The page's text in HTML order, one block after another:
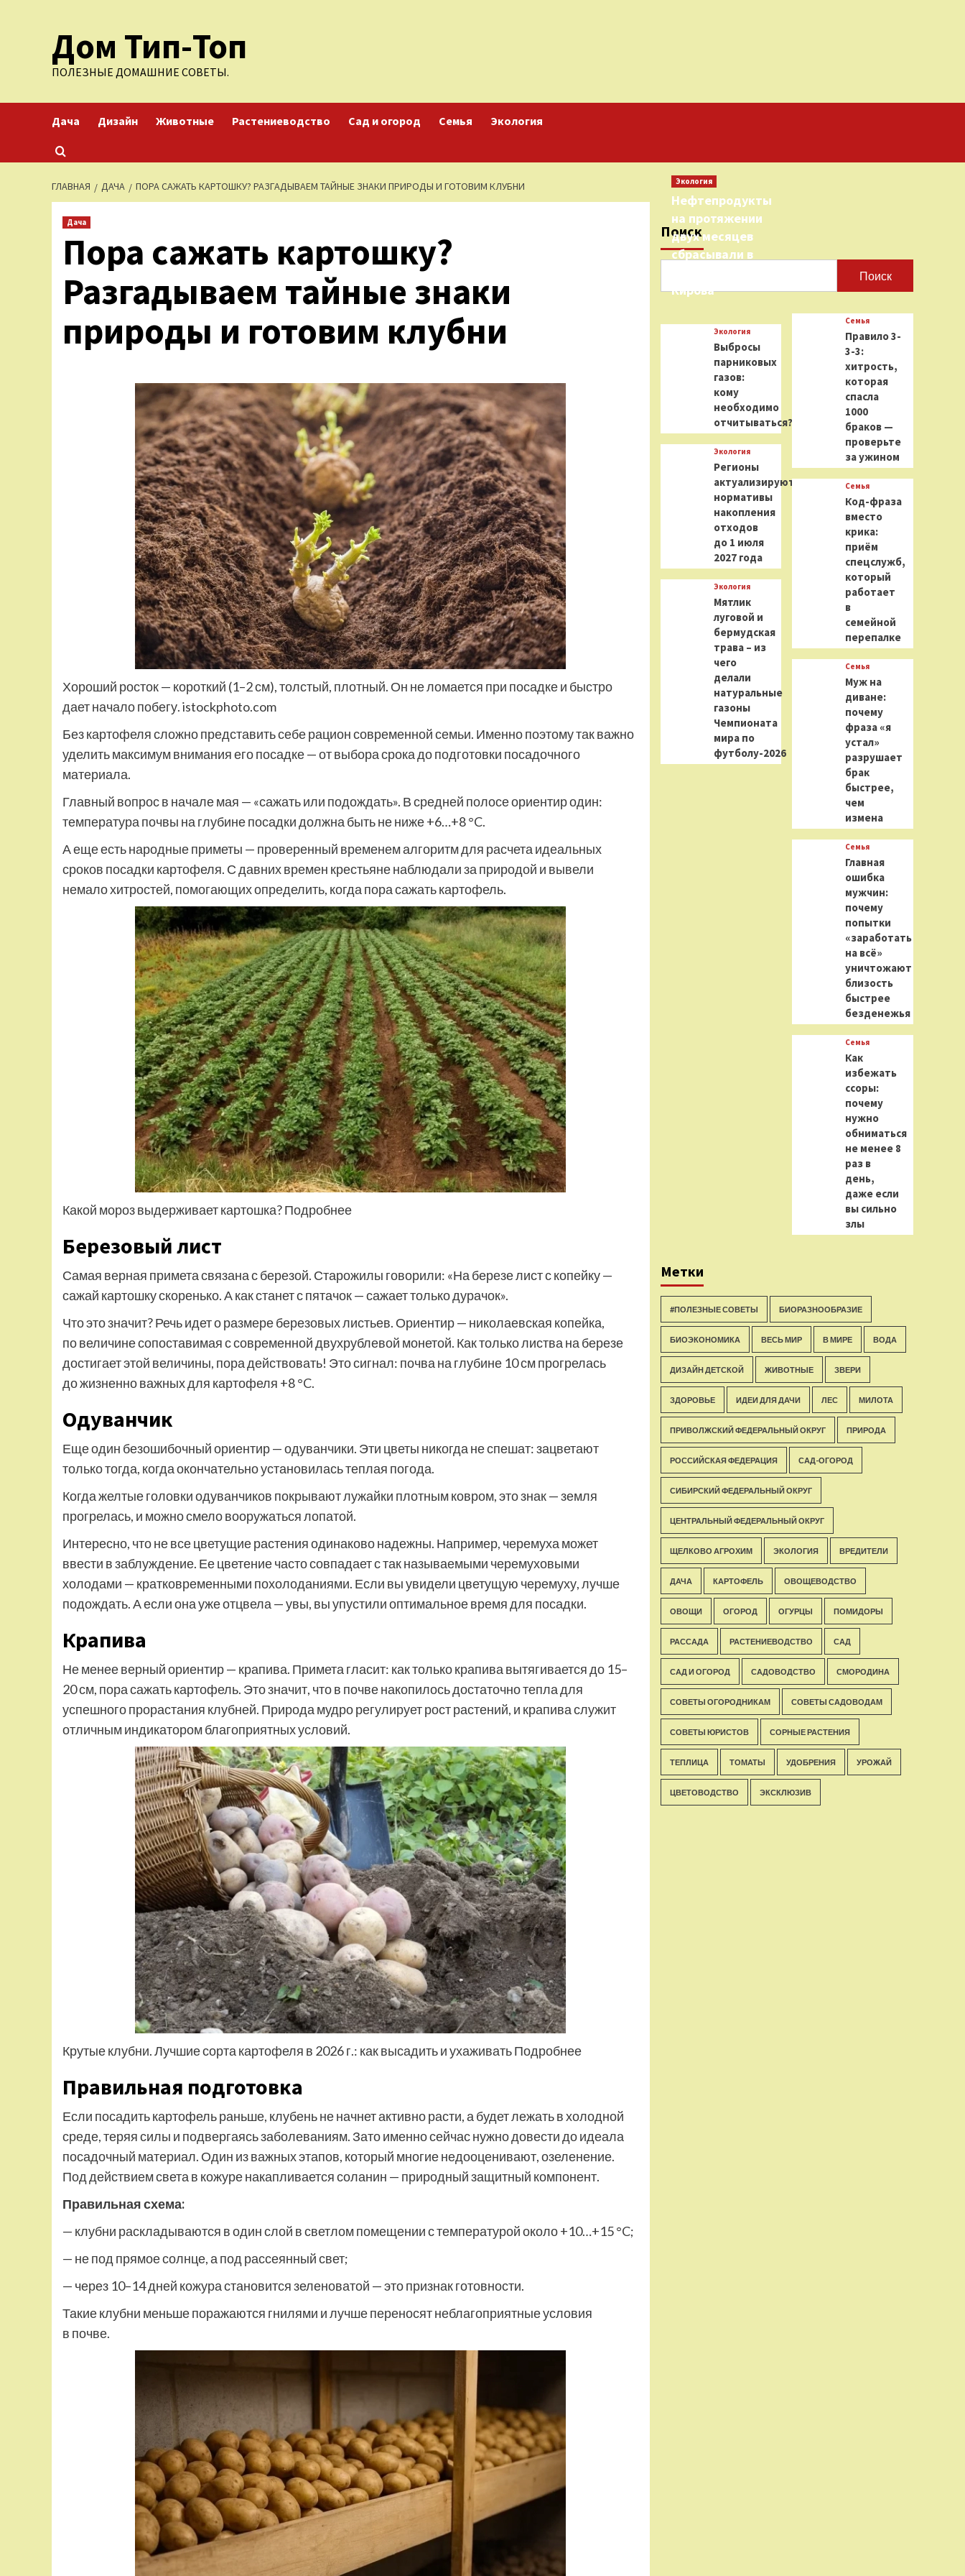
содержимомуДом Тип-Топ
ПОЛЕЗНЫЕ ДОМАШНИЕ СОВЕТЫ.
Дача Дизайн Животные Растениеводство Сад и огород Семья Экология
ГЛАВНАЯ ДАЧА ПОРА САЖАТЬ КАРТОШКУ? РАЗГАДЫВАЕМ ТАЙНЫЕ ЗНАКИ ПРИРОДЫ И ГОТОВИМ КЛУБНИ
Дача
Пора сажать картошку?
Разгадываем тайные знаки
природы и готовим клубни
Хороший росток — короткий (1–2 см), толстый, плотный. Он не ломается при посадке и быстро
дает начало побегу. istockphoto.com
Без картофеля сложно представить себе рацион современной семьи. Именно поэтому так важно
уделить максимум внимания его посадке — от выбора срока до подготовки посадочного
материала.
Главный вопрос в начале мая — «сажать или подождать». В средней полосе ориентир один:
температура почвы на глубине посадки должна быть не ниже +6…+8 °C.
А еще есть народные приметы — проверенный временем алгоритм для расчета идеальных
сроков посадки картофеля. С давних времен крестьяне наблюдали за природой и вывели
немало хитростей, помогающих определить, когда пора сажать картофель.
Какой мороз выдерживает картошка? Подробнее
Березовый лист
Самая верная примета связана с березой. Старожилы говорили: «На березе лист с копейку —
сажай картошку скоренько. А как станет с пятачок — сажает только дурачок».
Что это значит? Речь идет о размере березовых листьев. Ориентир — николаевская копейка,
по величине сопоставимая с современной двухрублевой монетой. Как только листва на березе
достигает этой величины, пора действовать! Это сигнал: почва на глубине 10 см прогрелась
до жизненно важных для картофеля +8 °C.
Одуванчик
Еще один безошибочный ориентир — одуванчики. Эти цветы никогда не спешат: зацветают
только тогда, когда окончательно установилась теплая погода.
Когда желтые головки одуванчиков покрывают лужайки плотным ковром, это знак — земля
прогрелась, и можно смело вооружаться лопатой.
Интересно, что не все цветущие растения одинаково надежны. Например, черемуха может
ввести в заблуждение. Ее цветение часто совпадает с так называемыми черемуховыми
холодами — кратковременными похолоданиями. Если вы увидели цветущую черемуху, лучше
подождать. А если она уже отцвела — увы, вы упустили оптимальное время для посадки.
Крапива
Не менее верный ориентир — крапива. Примета гласит: как только крапива вытягивается до 15–
20 см, пора сажать картофель. Это значит, что в почве накопилось достаточно тепла для
успешного прорастания клубней. Природа мудро регулирует рост растений, и крапива служит
отличным индикатором благоприятных условий.
Крутые клубни. Лучшие сорта картофеля в 2026 г.: как высадить и ухаживать Подробнее
Правильная подготовка
Если посадить картофель раньше, клубень не начнет активно расти, а будет лежать в холодной
среде, теряя силы и подвергаясь заболеваниям. Зато именно сейчас нужно довести до идеала
посадочный материал. Один из важных этапов, который многие недооценивают,озеленение.
Под действием света в кожуре накапливается соланин — природный защитный компонент.
Правильная схема:
— клубни раскладываются в один слой в светлом помещении с температурой около +10…+15 °C;
— не под прямое солнце, а под рассеянный свет;
— через 10–14 дней кожура становится зеленоватой — это признак готовности.
Такие клубни меньше поражаются гнилями и лучше переносят неблагоприятные условия
в почве.
Поиск
Поиск
Экология
Нефтепродукты
на протяжении
двух месяцев
сбрасывали в
Кирова
Экология
Выбросы
парниковых
газов:
кому
необходимо
отчитываться?
Экология
Регионы
актуализируют
нормативы
накопления
отходов
до 1 июля
2027 года
Экология
Мятлик
луговой и
бермудская
трава – из
чего
делали
натуральные
газоны
Чемпионата
мира по
футболу-2026
Семья
Правило 3-
3-3:
хитрость,
которая
спасла
1000
браков —
проверьте
за ужином
Семья
Код-фраза
вместо
крика:
приём
спецслужб,
который
работает
в
семейной
перепалке
Семья
Муж на
диване:
почему
фраза «я
устал»
разрушает
брак
быстрее,
чем
измена
Семья
Главная
ошибка
мужчин:
почему
попытки
«заработать
на всё»
уничтожают
близость
быстрее
безденежья
Семья
Как
избежать
ссоры:
почему
нужно
обниматься
не менее 8
раз в
день,
даже если
вы сильно
злы
Метки
#ПОЛЕЗНЫЕ СОВЕТЫ БИОРАЗНООБРАЗИЕ
БИОЭКОНОМИКА ВЕСЬ МИР В МИРЕ ВОДА
ДИЗАЙН ДЕТСКОЙ ЖИВОТНЫЕ ЗВЕРИ
ЗДОРОВЬЕ ИДЕИ ДЛЯ ДАЧИ ЛЕС МИЛОТА
ПРИВОЛЖСКИЙ ФЕДЕРАЛЬНЫЙ ОКРУГ ПРИРОДА
РОССИЙСКАЯ ФЕДЕРАЦИЯ САД-ОГОРОД
СИБИРСКИЙ ФЕДЕРАЛЬНЫЙ ОКРУГ
ЦЕНТРАЛЬНЫЙ ФЕДЕРАЛЬНЫЙ ОКРУГ
ЩЕЛКОВО АГРОХИМ ЭКОЛОГИЯ ВРЕДИТЕЛИ
ДАЧА КАРТОФЕЛЬ ОВОЩЕВОДСТВО
ОВОЩИ ОГОРОД ОГУРЦЫ ПОМИДОРЫ
РАССАДА РАСТЕНИЕВОДСТВО САД
САД И ОГОРОД САДОВОДСТВО СМОРОДИНА
СОВЕТЫ ОГОРОДНИКАМ СОВЕТЫ САДОВОДАМ
СОВЕТЫ ЮРИСТОВ СОРНЫЕ РАСТЕНИЯ
ТЕПЛИЦА ТОМАТЫ УДОБРЕНИЯ УРОЖАЙ
ЦВЕТОВОДСТВО ЭКСКЛЮЗИВ